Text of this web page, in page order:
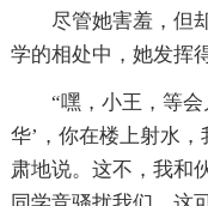
尽管她害羞，但
学的相处中，她发挥
“嘿，小王，等
华’，你在楼上射水
肃地说。这不，我和